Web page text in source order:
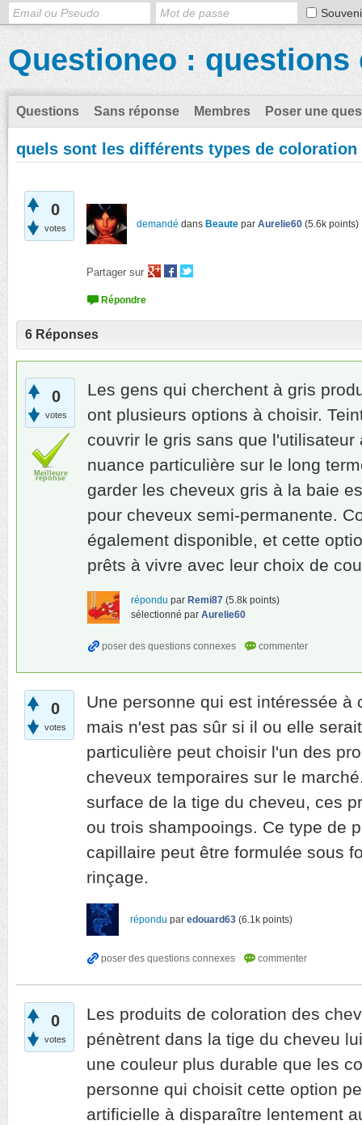
Questioneo : questions
Questions Sans réponse Membres Poser une
quels sont les différents types de coloration
0
votes demandé dans Beaute par Aurelie60 (5.6k points)
Partager sur
6 Réponses
0
votes
Meilleure
réponse
Les gens qui cherchent à gris
ont plusieurs options à choisir.
couvrir le gris sans que l'utilisateur
nuance particulière sur le long
garder les cheveux gris à la baie
pour cheveux semi-permanente.
également disponible, et cette
prêts à vivre avec leur choix de
répondu par Remi87 (5.8k points)
sélectionné par Aurelie60
0
votes
Une personne qui est intéressée à
mais n'est pas sûr si il ou elle
particulière peut choisir l'un des
cheveux temporaires sur le
surface de la tige du cheveu, ces
ou trois shampooings. Ce type de
capillaire peut être formulée sous
rinçage.
répondu par edouard63 (6.1k points)
0
votes
Les produits de coloration des
pénètrent dans la tige du cheveu
une couleur plus durable que les
personne qui choisit cette option
artificielle à disparaître lentement